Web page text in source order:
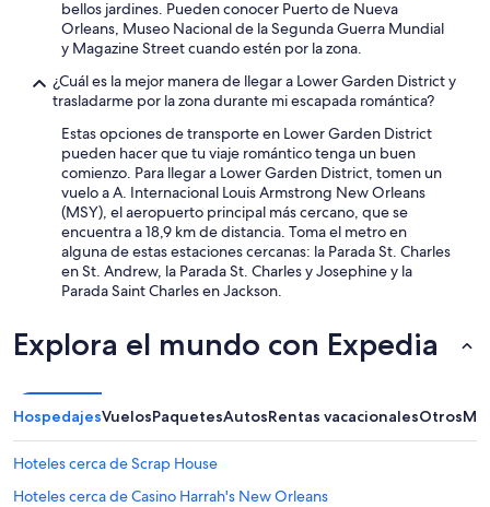
bellos jardines. Pueden conocer Puerto de Nueva
Orleans, Museo Nacional de la Segunda Guerra Mundial
y Magazine Street cuando estén por la zona.
¿Cuál es la mejor manera de llegar a Lower Garden District y
trasladarme por la zona durante mi escapada romántica?
Estas opciones de transporte en Lower Garden District
pueden hacer que tu viaje romántico tenga un buen
comienzo. Para llegar a Lower Garden District, tomen un
vuelo a A. Internacional Louis Armstrong New Orleans
(MSY), el aeropuerto principal más cercano, que se
encuentra a 18,9 km de distancia. Toma el metro en
alguna de estas estaciones cercanas: la Parada St. Charles
en St. Andrew, la Parada St. Charles y Josephine y la
Parada Saint Charles en Jackson.
Explora el mundo con Expedia
HospedajesVuelosPaquetesAutosRentas vacacionalesOtros
Hoteles cerca de Scrap House
Hoteles cerca de Casino Harrah's New Orleans